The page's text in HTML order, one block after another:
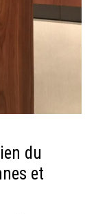
du
et